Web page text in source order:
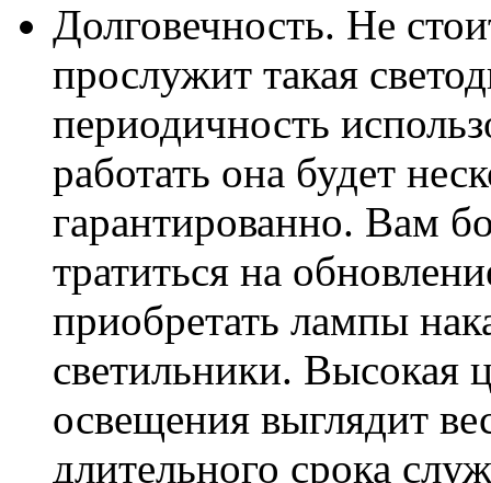
Долговечность. Не
прослужит такая
периодичность
работать она будет
гарантированно. Вам
тратиться на
приобретать лампы
светильники. Высокая
освещения выглядит
длительного срока